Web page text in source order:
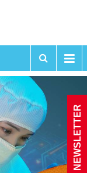
NEWSLETTER